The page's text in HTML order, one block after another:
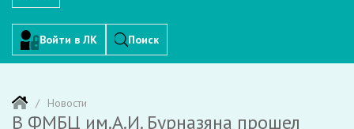
Войти в ЛК Поиск
Новости
В ФМБЦ им.А.И. Бурназяна прошел